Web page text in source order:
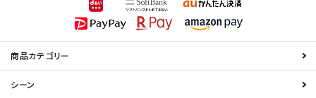
商品カテゴリー
シーン